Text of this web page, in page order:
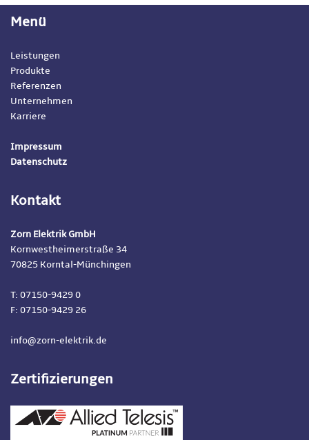
Menü
Leistungen
Produkte
Referenzen
Unternehmen
Karriere
Impressum
Datenschutz
Kontakt
Zorn Elektrik GmbH
Kornwestheimerstraße 34
70825 Korntal-Münchingen
T: 07150-9429 0
F: 07150-9429 26
info@zorn-elektrik.de
Zertifizierungen